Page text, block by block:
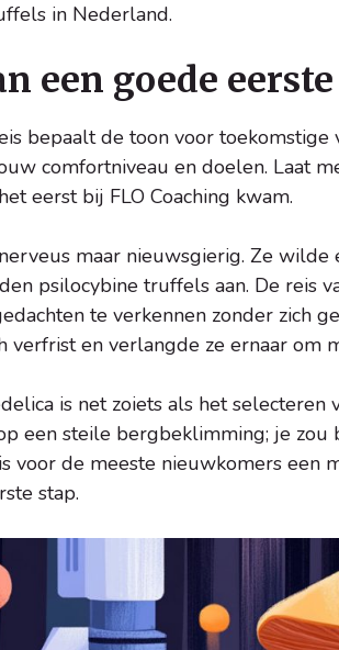
in Nederland.
een goede
bepaalt de toon voor
comfortniveau en doelen. Laat
eerst bij FLO Coaching kwam.
maar nieuwsgierig. Ze
psilocybine truffels aan. De reis
te verkennen zonder zich
verfrist en verlangde ze ernaar om
is net zoiets als het selecteren
een steile bergbeklimming; je zou
voor de meeste nieuwkomers een
stap.